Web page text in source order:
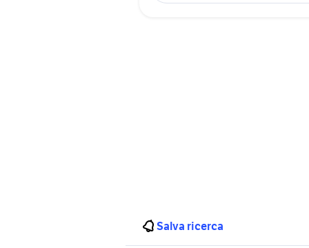
Salva ricerca